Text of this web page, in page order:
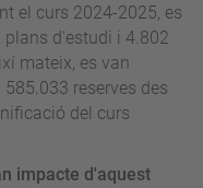
el curs 2024-2025, es
d'estudi i 4.802
mateix, es van
reserves des
del curs
impacte d'aquest